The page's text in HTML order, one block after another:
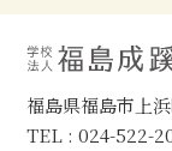
福島県福島市上
TEL : 024-522-